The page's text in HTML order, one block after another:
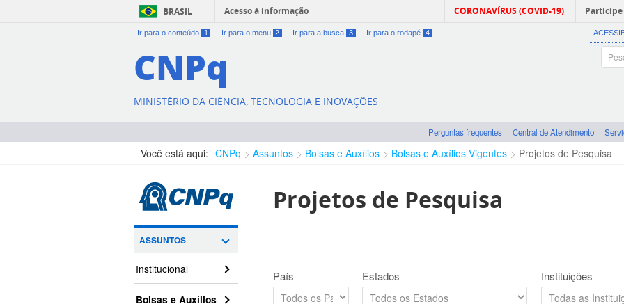
BRASIL Acesso à informação CORONAVÍRUS (COVID-19) Participe
Ir para o conteúdo 1 Ir para o menu 2 Ir para a busca 3 Ir para o rodapé 4
CNPq
MINISTÉRIO DA CIÊNCIA, TECNOLOGIA E INOVAÇÕES
Perguntas frequentes Central de Atendimento
Você está aqui: CNPq Assuntos Bolsas e Auxílios Bolsas e Auxílios Vigentes Projetos de Pesquisa
ASSUNTOS
Institucional
Bolsas e Auxílios
Projetos de Pesquisa
País Estados Instituições